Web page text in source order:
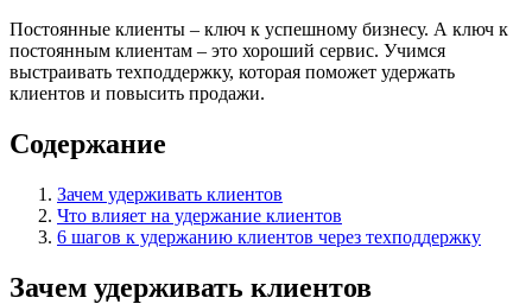
Постоянные клиенты – ключ к успешному бизнесу. А ключ к
постоянным клиентам – это хороший сервис. Учимся
выстраивать техподдержку, которая поможет удержать
клиентов и повысить продажи.
Содержание
Зачем удерживать клиентов
Что влияет на удержание клиентов
6 шагов к удержанию клиентов через техподдержку
Зачем удерживать клиентов